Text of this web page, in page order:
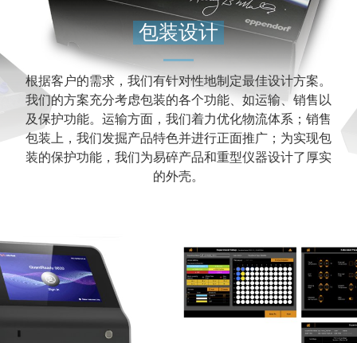
包装设计
根据客户的需求，我们有针对性地制定最佳设计方案。
我们的方案充分考虑包装的各个功能、如运输、销售以
及保护功能。运输方面，我们着力优化物流体系；销售
包装上，我们发掘产品特色并进行正面推广；为实现包
装的保护功能，我们为易碎产品和重型仪器设计了厚实
的外壳。